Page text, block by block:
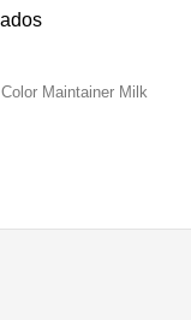
Maintainer Milk